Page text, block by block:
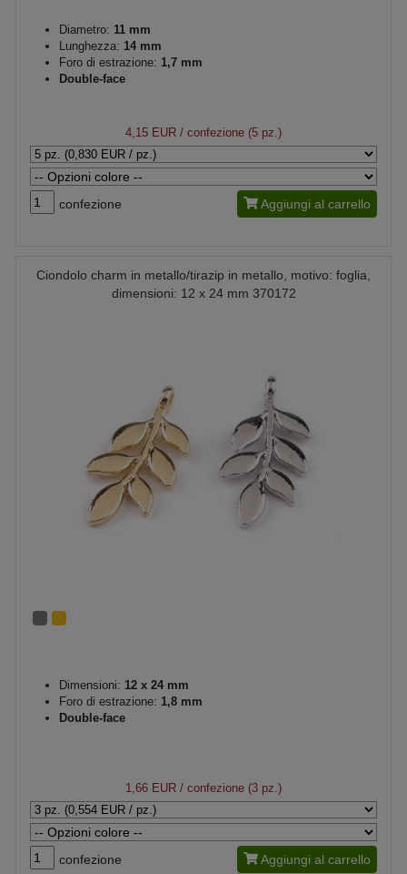
Diametro: 11 mm
Lunghezza: 14 mm
Foro di estrazione: 1,7 mm
Double-face
4,15 EUR / confezione (5 pz.)
confezione Aggiungi al carrello
Ciondolo charm in metallo/tirazip in metallo, motivo: foglia,
dimensioni: 12 x 24 mm 370172
Dimensioni: 12 x 24 mm
Foro di estrazione: 1,8 mm
Double-face
1,66 EUR / confezione (3 pz.)
confezione Aggiungi al carrello